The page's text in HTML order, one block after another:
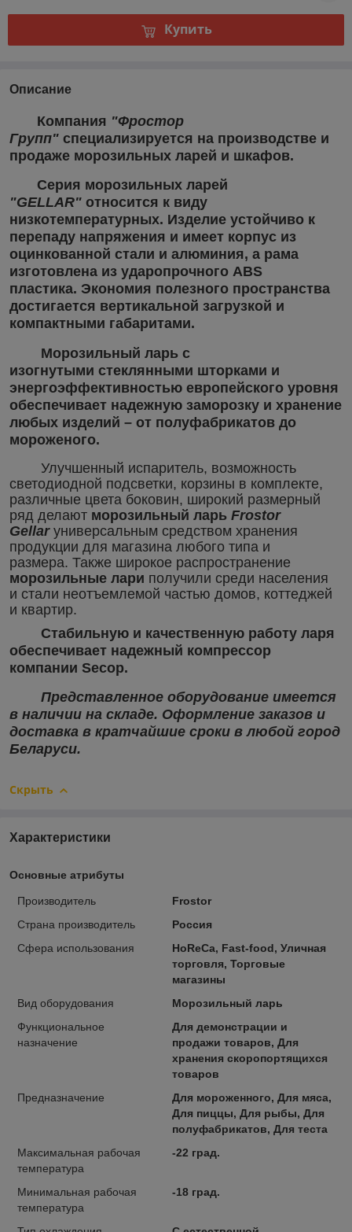
Купить
Описание
Компания "Фростор
Групп" специализируется на производстве и
продаже морозильных ларей и шкафов.
Серия морозильных ларей
"GELLAR" относится к виду
низкотемпературных. Изделие устойчиво к
перепаду напряжения и имеет корпус из
оцинкованной стали и алюминия, а рама
изготовлена из ударопрочного ABS
пластика. Экономия полезного пространства
достигается вертикальной загрузкой и
компактными габаритами.
Морозильный ларь с
изогнутыми стеклянными шторками и
энергоэффективностью европейского уровня
обеспечивает надежную заморозку и хранение
любых изделий – от полуфабрикатов до
мороженого.
Улучшенный испаритель, возможность
светодиодной подсветки, корзины в комплекте,
различные цвета боковин, широкий размерный
ряд делают морозильный ларь Frostor
Gеllarуниверсальным средством хранения
продукции для магазина любого типа и
размера. Также широкое распространение
морозильные лари получили среди населения
и стали неотъемлемой частью домов, коттеджей
и квартир.
Стабильную и качественную работу ларя
обеспечивает надежный компрессор
компании Secop.
Представленное оборудование имеется
в наличии на складе. Оформление заказов и
доставка в кратчайшие сроки в любой город
Беларуси.
Скрыть
Характеристики
Основные атрибуты
Производитель
Frostor
Страна производитель
Россия
Сфера использования
HoReCa, Fast-food, Уличная
торговля, Торговые
магазины
Вид оборудования
Морозильный ларь
Функциональное
назначение
Для демонстрации и
продажи товаров, Для
хранения скоропортящихся
товаров
Предназначение
Для мороженного, Для мяса,
Для пиццы, Для рыбы, Для
полуфабрикатов, Для теста
Максимальная рабочая
температура
-22 град.
Минимальная рабочая
температура
-18 град.